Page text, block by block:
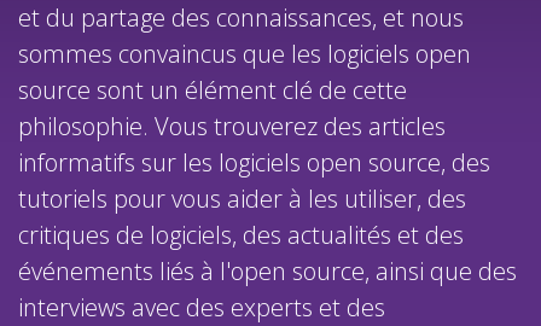
et du partage des connaissances, et nous
sommes convaincus que les logiciels open
source sont un élément clé de cette
philosophie. Vous trouverez des articles
informatifs sur les logiciels open source, des
tutoriels pour vous aider à les utiliser, des
critiques de logiciels, des actualités et des
événements liés à l'open source, ainsi que des
interviews avec des experts et des